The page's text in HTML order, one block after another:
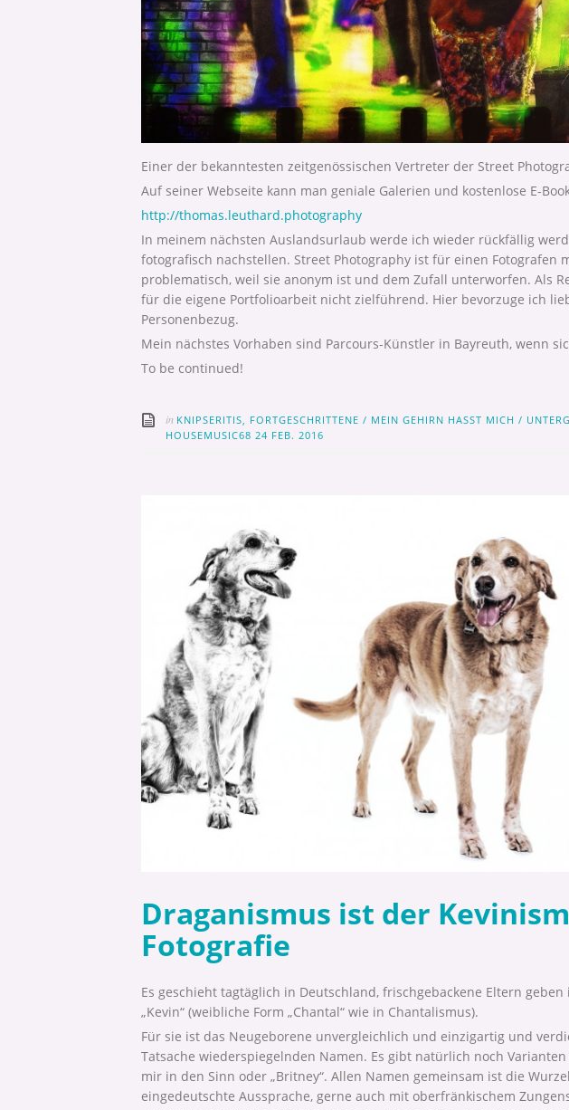
Einer der bekanntesten zeitgenössischen Vertreter der Street
Auf seiner Webseite kann man geniale Galerien und kostenlose E-
http://thomas.leuthard.photography
In meinem nächsten Auslandsurlaub werde ich wieder rückfällig
fotografisch nachstellen. Street Photography ist für einen Fotografen
problematisch, weil sie anonym ist und dem Zufall unterworfen. Als
für die eigene Portfolioarbeit nicht zielführend. Hier bevorzuge ich
Personenbezug.
Mein nächstes Vorhaben sind Parcours-Künstler in Bayreuth, wenn
To be continued!
in KNIPSERITIS, FORTGESCHRITTENE / MEIN GEHIRN HASST MICH /
HOUSEMUSIC68 24 FEB. 2016
Draganismus ist der
Fotografie
Es geschieht tagtäglich in Deutschland, frischgebackene Eltern
„Kevin“ (weibliche Form „Chantal“ wie in Chantalismus).
Für sie ist das Neugeborene unvergleichlich und einzigartig und
Tatsache wiederspiegelnden Namen. Es gibt natürlich noch Varianten
mir in den Sinn oder „Britney“. Allen Namen gemeinsam ist die
eingedeutschte Aussprache, gerne auch mit oberfränkischem